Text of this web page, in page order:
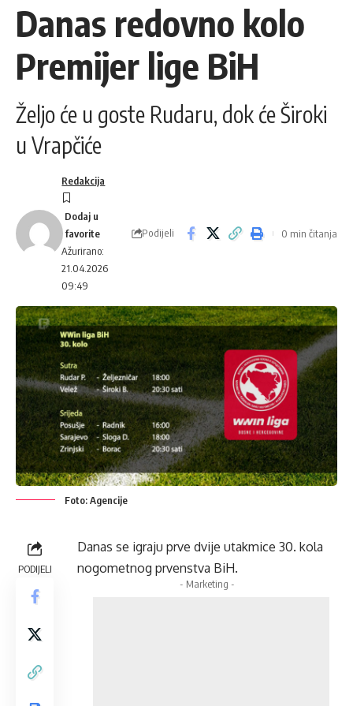
Danas redovno kolo
Premijer lige BiH
Željo će u goste Rudaru, dok će Široki
u Vrapčiće
Ažurirano:
21.04.2026
09:49
Redakcija
Podijeli 0 min čitanja
Foto: Agencije
PODIJELI
Danas se igraju prve dvije utakmice 30. kola
nogometnog prvenstva BiH.
- Marketing -